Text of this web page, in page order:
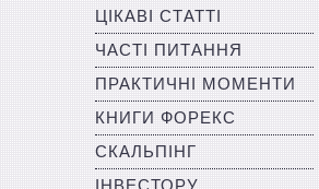
ЦІКАВІ СТАТТІ
ЧАСТІ ПИТАННЯ
ПРАКТИЧНІ МОМЕНТИ
КНИГИ ФОРЕКС
СКАЛЬПІНГ